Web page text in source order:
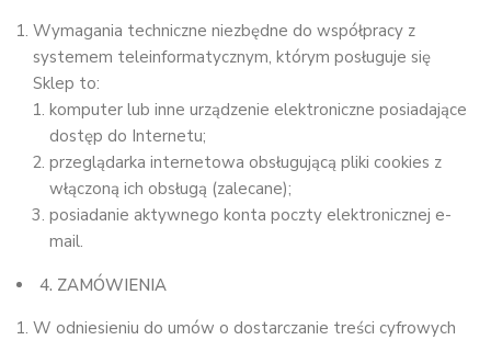
Wymagania techniczne niezbędne do współpracy z
systemem teleinformatycznym, którym posługuje się
Sklep to:
komputer lub inne urządzenie elektroniczne posiadające
dostęp do Internetu;
przeglądarka internetowa obsługującą pliki cookies z
włączoną ich obsługą (zalecane);
posiadanie aktywnego konta poczty elektronicznej e-
mail.
4. ZAMÓWIENIA
W odniesieniu do umów o dostarczanie treści cyfrowych